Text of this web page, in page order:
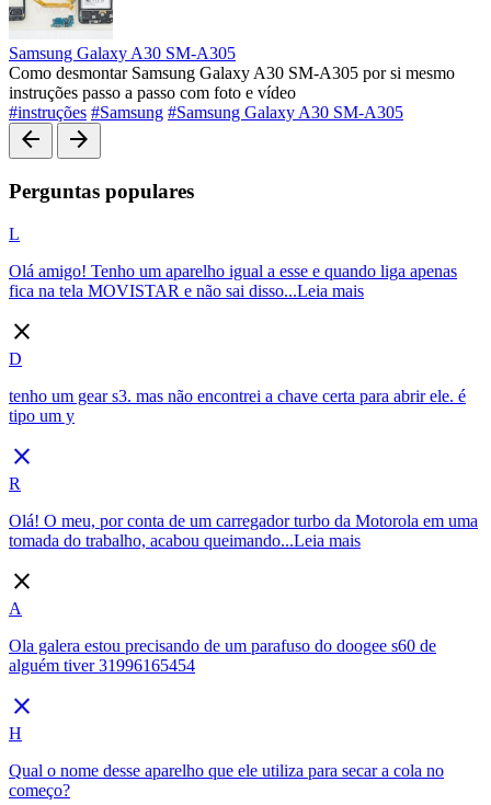
Samsung Galaxy A30 SM-A305
Como desmontar Samsung Galaxy A30 SM-A305 por si mesmo
instruções passo a passo com foto e vídeo
#instruções #Samsung #Samsung Galaxy A30 SM-A305
arrow_back arrow_forward
Perguntas populares
L
Olá amigo! Tenho um aparelho igual a esse e quando liga apenas
fica na tela MOVISTAR e não sai disso...Leia mais
close
D
tenho um gear s3. mas não encontrei a chave certa para abrir ele. é
tipo um y
close
R
Olá! O meu, por conta de um carregador turbo da Motorola em uma
tomada do trabalho, acabou queimando...Leia mais
close
A
Ola galera estou precisando de um parafuso do doogee s60 de
alguém tiver 31996165454
close
H
Qual o nome desse aparelho que ele utiliza para secar a cola no
começo?